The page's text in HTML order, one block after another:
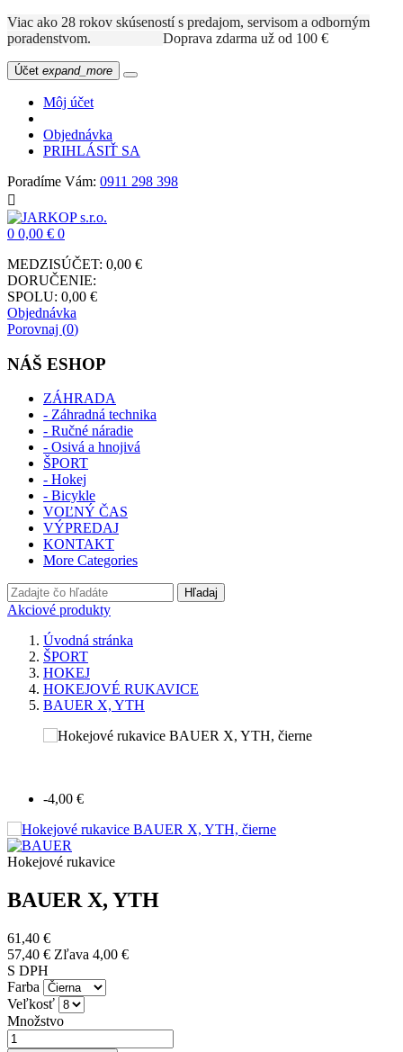
Viac ako 28 rokov skúseností s predajom, servisom a odborným
poradenstvom. Doprava zdarma už od 100 €
Účet expand_more
Môj účet
Objednávka
PRIHLÁSIŤ SA
Poradíme Vám: 0911 298 398

0 0,00 € 0
MEDZISÚČET: 0,00 €
DORUČENIE:
SPOLU: 0,00 €
Objednávka
Porovnaj (0)
NÁŠ ESHOP
ZÁHRADA
- Záhradná technika
- Ručné náradie
- Osivá a hnojivá
ŠPORT
- Hokej
- Bicykle
VOĽNÝ ČAS
VÝPREDAJ
KONTAKT
More Categories
Hľadaj
Akciové produkty
Úvodná stránka
ŠPORT
HOKEJ
HOKEJOVÉ RUKAVICE
BAUER X, YTH
-4,00 €
Hokejové rukavice
BAUER X, YTH
61,40 €
57,40 € Zľava 4,00 €
S DPH
Farba
Veľkosť
Množstvo